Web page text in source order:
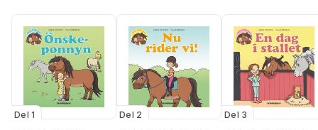
Del 1 Del 2 Del 3